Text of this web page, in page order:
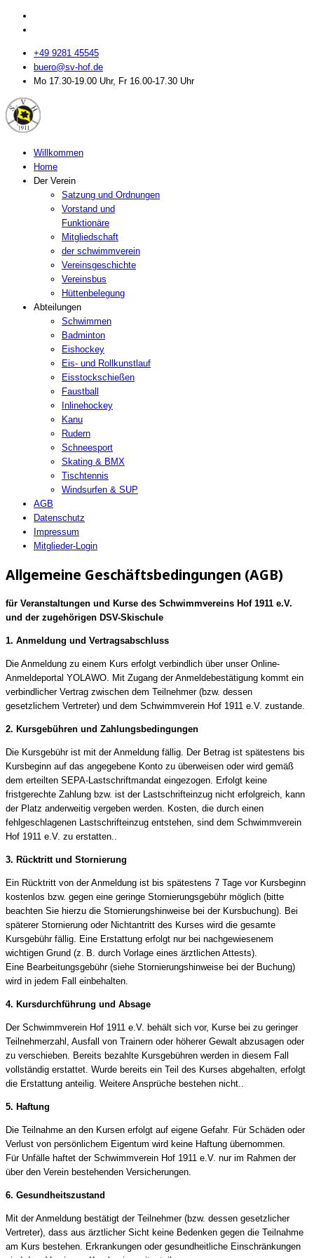
+49 9281 45545
buero@sv-hof.de
Mo 17.30-19.00 Uhr, Fr 16.00-17.30 Uhr
Willkommen
Home
Der Verein
Satzung und Ordnungen
Vorstand und
Funktionäre
Mitgliedschaft
der schwimmverein
Vereinsgeschichte
Vereinsbus
Hüttenbelegung
Abteilungen
Schwimmen
Badminton
Eishockey
Eis- und Rollkunstlauf
Eisstockschießen
Faustball
Inlinehockey
Kanu
Rudern
Schneesport
Skating & BMX
Tischtennis
Windsurfen & SUP
AGB
Datenschutz
Impressum
Mitglieder-Login
Allgemeine Geschäftsbedingungen (AGB)
für Veranstaltungen und Kurse des Schwimmvereins Hof 1911 e.V.
und der zugehörigen DSV-Skischule
1. Anmeldung und Vertragsabschluss
Die Anmeldung zu einem Kurs erfolgt verbindlich über unser Online-
Anmeldeportal YOLAWO. Mit Zugang der Anmeldebestätigung kommt ein
verbindlicher Vertrag zwischen dem Teilnehmer (bzw. dessen
gesetzlichem Vertreter) und dem Schwimmverein Hof 1911 e.V. zustande.
2. Kursgebühren und Zahlungsbedingungen
Die Kursgebühr ist mit der Anmeldung fällig. Der Betrag ist spätestens bis
Kursbeginn auf das angegebene Konto zu überweisen oder wird gemäß
dem erteilten SEPA-Lastschriftmandat eingezogen. Erfolgt keine
fristgerechte Zahlung bzw. ist der Lastschrifteinzug nicht erfolgreich, kann
der Platz anderweitig vergeben werden. Kosten, die durch einen
fehlgeschlagenen Lastschrifteinzug entstehen, sind dem Schwimmverein
Hof 1911 e.V. zu erstatten..
3. Rücktritt und Stornierung
Ein Rücktritt von der Anmeldung ist bis spätestens 7 Tage vor Kursbeginn
kostenlos bzw. gegen eine geringe Stornierungsgebühr möglich (bitte
beachten Sie hierzu die Stornierungshinweise bei der Kursbuchung). Bei
späterer Stornierung oder Nichtantritt des Kurses wird die gesamte
Kursgebühr fällig. Eine Erstattung erfolgt nur bei nachgewiesenem
wichtigen Grund (z. B. durch Vorlage eines ärztlichen Attests).
Eine Bearbeitungsgebühr (siehe Stornierungshinweise bei der Buchung)
wird in jedem Fall einbehalten.
4. Kursdurchführung und Absage
Der Schwimmverein Hof 1911 e.V. behält sich vor, Kurse bei zu geringer
Teilnehmerzahl, Ausfall von Trainern oder höherer Gewalt abzusagen oder
zu verschieben. Bereits bezahlte Kursgebühren werden in diesem Fall
vollständig erstattet. Wurde bereits ein Teil des Kurses abgehalten, erfolgt
die Erstattung anteilig. Weitere Ansprüche bestehen nicht..
5. Haftung
Die Teilnahme an den Kursen erfolgt auf eigene Gefahr. Für Schäden oder
Verlust von persönlichem Eigentum wird keine Haftung übernommen.
Für Unfälle haftet der Schwimmverein Hof 1911 e.V. nur im Rahmen der
über den Verein bestehenden Versicherungen.
6. Gesundheitszustand
Mit der Anmeldung bestätigt der Teilnehmer (bzw. dessen gesetzlicher
Vertreter), dass aus ärztlicher Sicht keine Bedenken gegen die Teilnahme
am Kurs bestehen. Erkrankungen oder gesundheitliche Einschränkungen